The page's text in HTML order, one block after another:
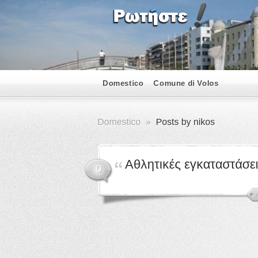
Domestico Comune di Volos
Domestico » Posts by nikos
0 Αθλητικές